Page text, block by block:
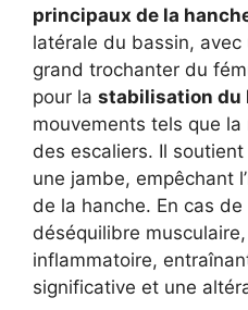
principaux de la
latérale du bassin,
grand trochanter du
pour la stabilisation du
mouvements tels que
des escaliers. Il
une jambe, empêchant
de la hanche. En cas
déséquilibre
inflammatoire,
significative et une